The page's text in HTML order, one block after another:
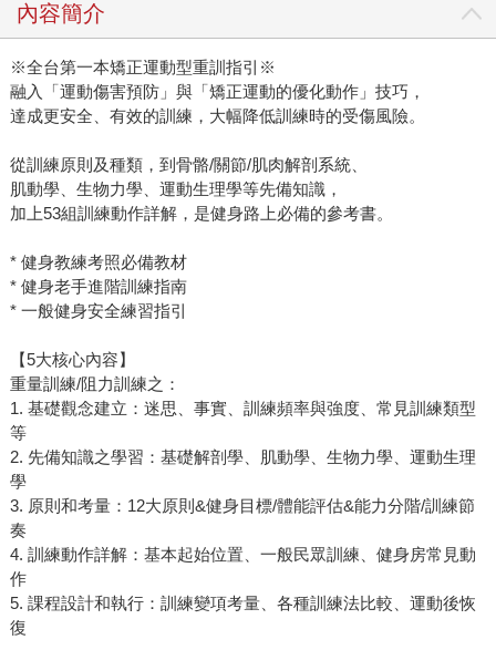
內容簡介
※全台第一本矯正運動型重訓指引※
融入「運動傷害預防」與「矯正運動的優化動作」技巧，
達成更安全、有效的訓練，大幅降低訓練時的受傷風險。
從訓練原則及種類，到骨骼/關節/肌肉解剖系統、
肌動學、生物力學、運動生理學等先備知識，
加上53組訓練動作詳解，是健身路上必備的參考書。
* 健身教練考照必備教材
* 健身老手進階訓練指南
* 一般健身安全練習指引
【5大核心內容】
重量訓練/阻力訓練之：
1. 基礎觀念建立：迷思、事實、訓練頻率與強度、常見訓練類型
等
2. 先備知識之學習：基礎解剖學、肌動學、生物力學、運動生理
學
3. 原則和考量：12大原則&健身目標/體能評估&能力分階/訓練節
奏
4. 訓練動作詳解：基本起始位置、一般民眾訓練、健身房常見動
作
5. 課程設計和執行：訓練變項考量、各種訓練法比較、運動後恢
復